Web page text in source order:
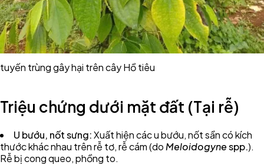
tuyến trùng gây hại trên cây Hồ tiêu
Triệu chứng dưới mặt đất (Tại rễ)
U bướu, nốt sưng:Xuất hiện các u bướu, nốt sần có kích
thước khác nhau trên rễ tơ, rễ cám (do Meloidogynespp.).
Rễ bị cong queo, phồng to.